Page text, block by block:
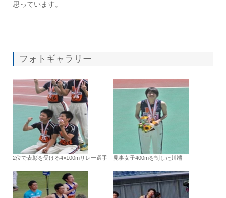
思っています。
フォトギャラリー
2位で表彰を受ける4×100mリレー選手 見事女子400mを制した川端